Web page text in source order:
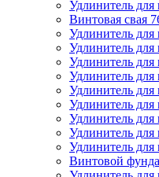
Удлинитель
Винтовая свая
Удлинитель
Удлинитель
Удлинитель
Удлинитель
Удлинитель
Удлинитель
Удлинитель
Удлинитель
Удлинитель
Винтовой